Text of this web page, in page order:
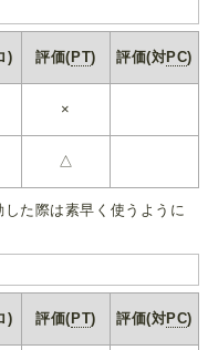
) 評価( PT) 評価(対PC)
×
△
た際は素早く使うように
) 評価( PT) 評価(対PC)